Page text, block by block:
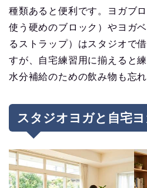
種類あると便利です。ヨガブ
使う硬めのブロック）やヨガ
るストラップ）はスタジオで
すが、自宅練習用に揃えると
水分補給のための飲み物も忘
スタジオヨガと自宅